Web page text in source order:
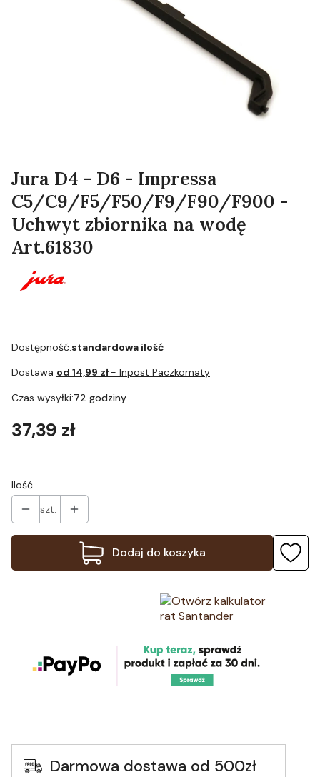
Jura D4 - D6 - Impressa
C5/C9/F5/F50/F9/F90/F900 -
Uchwyt zbiornika na wodę
Art.61830
Dostępność:standardowa ilość
Dostawa od 14,99 zł - Inpost Paczkomaty
Czas wysyłki:72 godziny
Cena
37,39 zł
Ilość
szt.
Dodaj do koszyka
Darmowa dostawa od 500zł